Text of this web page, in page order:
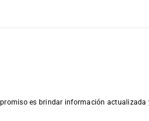
es brindar información actualizada